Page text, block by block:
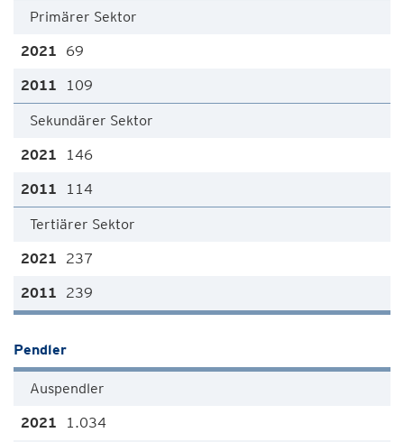
Primärer Sektor
69
109
Sekundärer Sektor
146
114
Tertiärer Sektor
237
239
Pendler
Auspendler
1.034